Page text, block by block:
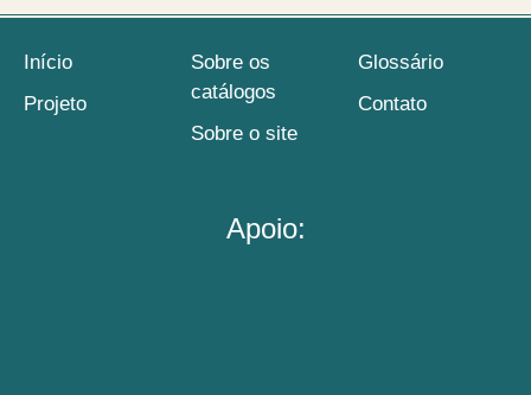
Início
Projeto
Sobre os
catálogos
Sobre o site
Glossário
Contato
Apoio: